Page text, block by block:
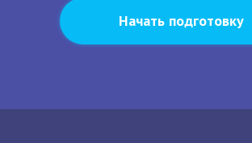
Начать подготовку